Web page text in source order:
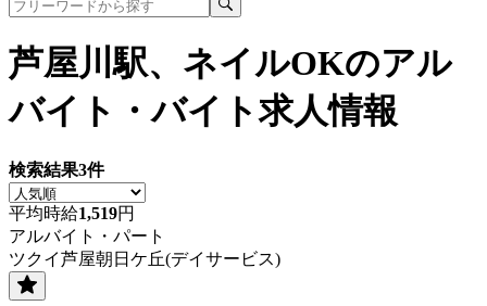
芦屋川駅、ネイルOKのアル
バイト・バイト求人情報
検索結果3件
平均時給1,519円
アルバイト・パート
ツクイ芦屋朝日ケ丘(デイサービス)